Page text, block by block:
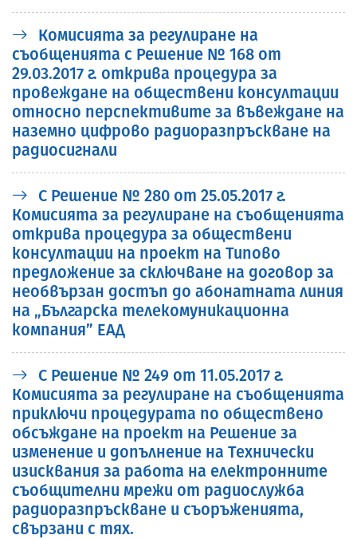
Комисията за регулиране на
съобщенията с Решение № 168 от
29.03.2017 г. открива процедура за
провеждане на обществени консултации
относно перспективите за въвеждане на
наземно цифрово радиоразпръскване на
радиосигнали
С Решение № 280 от 25.05.2017 г.
Комисията за регулиране на съобщенията
открива процедура за обществени
консултации на проект на Типово
предложение за сключване на договор за
необвързан достъп до абонатната линия
на „Българска телекомуникационна
компания” ЕАД
С Решение № 249 от 11.05.2017 г.
Комисията за регулиране на съобщенията
приключи процедурата по обществено
обсъждане на проект на Решение за
изменение и допълнение на Технически
изисквания за работа на електронните
съобщителни мрежи от радиослужба
радиоразпръскване и съоръженията,
свързани с тях.